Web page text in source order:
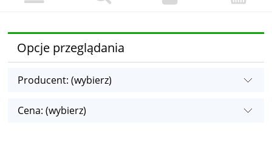
Opcje przeglądania
Producent: (wybierz)
Cena: (wybierz)